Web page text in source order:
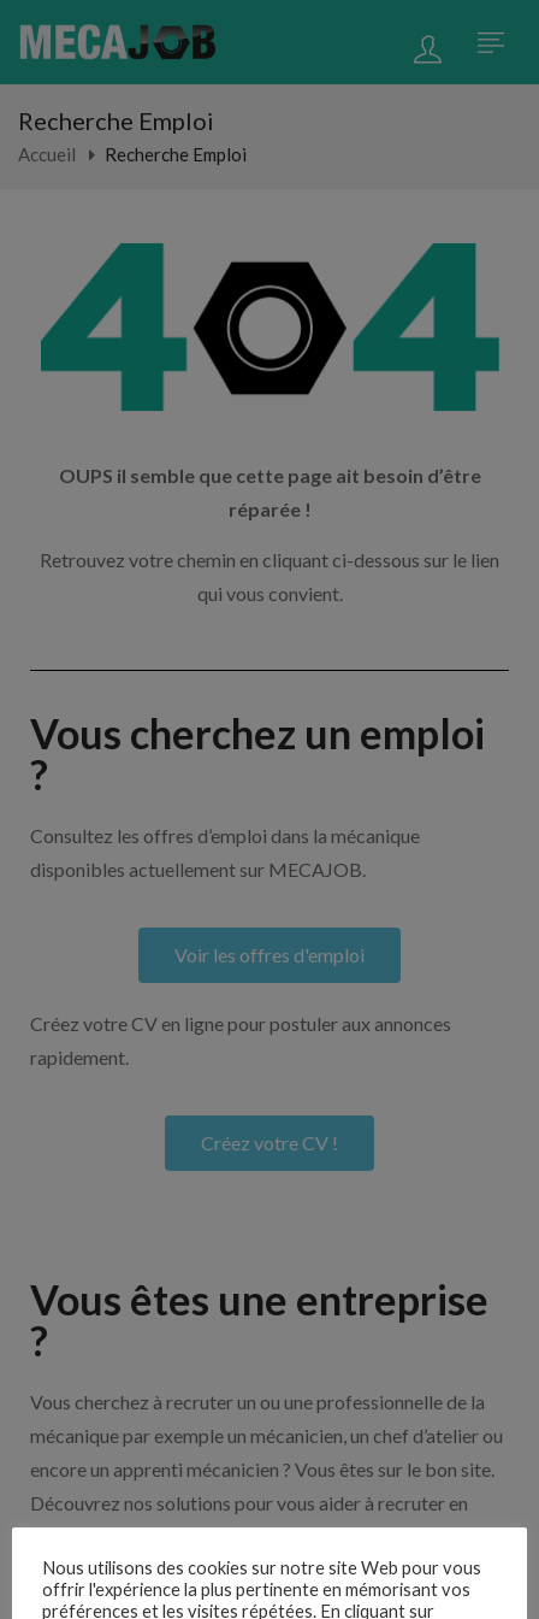
Recherche Emploi
Accueil Recherche Emploi
OUPS il semble que cette page ait besoin d’être
réparée !
Retrouvez votre chemin en cliquant ci-dessous sur le lien
qui vous convient.
Vous cherchez un emploi
?
Consultez les offres d’emploi dans la mécanique
disponibles actuellement sur MECAJOB.
Voir les offres d'emploi
Créez votre CV en ligne pour postuler aux annonces
rapidement.
Créez votre CV !
Vous êtes une entreprise
?
Vous cherchez à recruter un ou une professionnelle de la
mécanique par exemple un mécanicien, un chef d’atelier ou
encore un apprenti mécanicien ? Vous êtes sur le bon site.
Découvrez nos solutions pour vous aider à recruter en
Nous utilisons des cookies sur notre site Web pour vous
offrir l'expérience la plus pertinente en mémorisant vos
préférences et les visites répétées. En cliquant sur